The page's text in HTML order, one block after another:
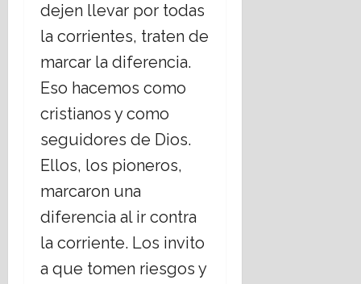
dejen llevar por todas
la corrientes, traten de
marcar la diferencia.
Eso hacemos como
cristianos y como
seguidores de Dios.
Ellos, los pioneros,
marcaron una
diferencia al ir contra
la corriente. Los invito
a que tomen riesgos y